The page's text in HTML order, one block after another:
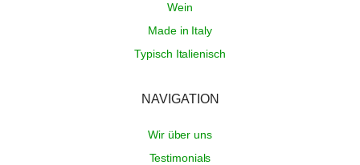
Wein
Made in Italy
Typisch Italienisch
NAVIGATION
Wir über uns
Testimonials